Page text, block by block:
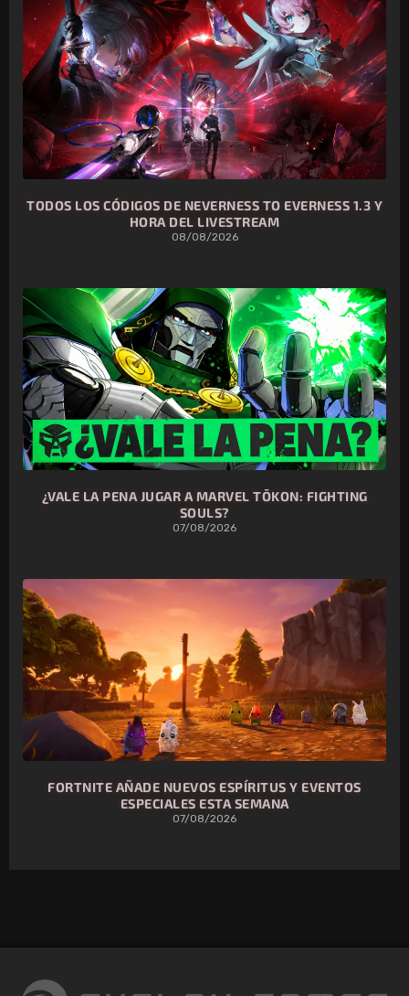
TODOS LOS CÓDIGOS DE NEVERNESS TO EVERNESS 1.3 Y
HORA DEL LIVESTREAM
08/08/2026
¿VALE LA PENA JUGAR A MARVEL TŌKON: FIGHTING
SOULS?
07/08/2026
FORTNITE AÑADE NUEVOS ESPÍRITUS Y EVENTOS
ESPECIALES ESTA SEMANA
07/08/2026